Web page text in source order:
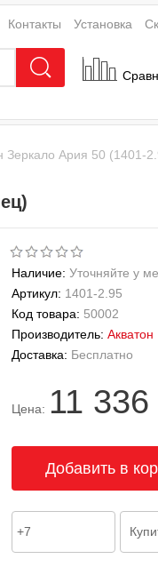
Контакты Установка
Зеркало Ария 50 (1401-
Наличие: Уточняйте у
Артикул: 1401-2.95
Код товара: 50002
Производитель: Акватон
Доставка: Бесплатно
Цена: 11 336